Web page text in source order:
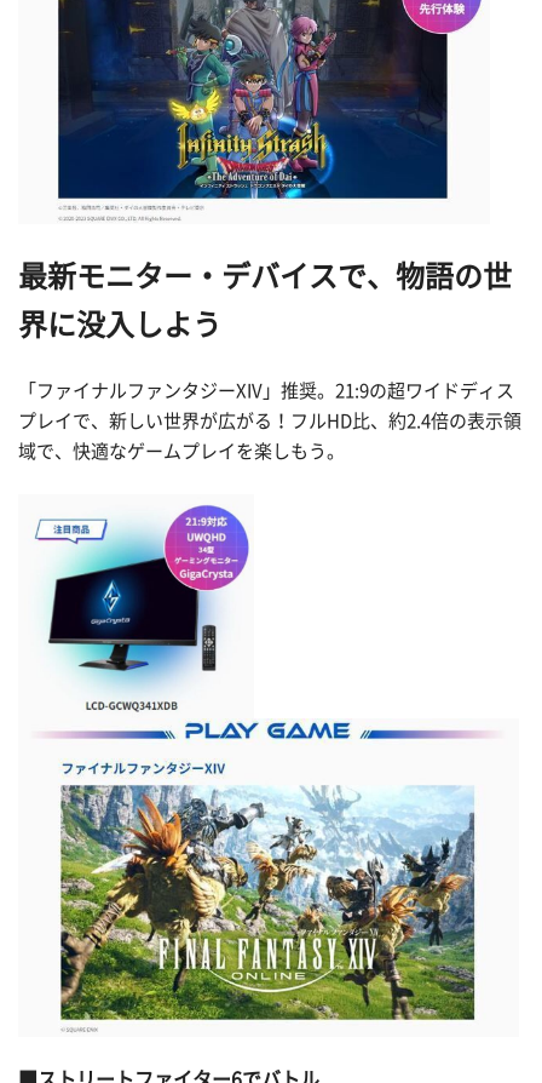
最新モニター・デバイスで、物語の世
界に没入しよう
「ファイナルファンタジーXIV」推奨。21:9の超ワイドディス
プレイで、新しい世界が広がる！フルHD比、約2.4倍の表示領
域で、快適なゲームプレイを楽しもう。